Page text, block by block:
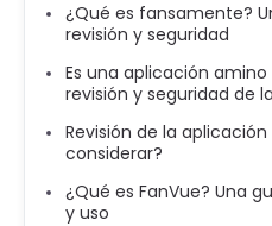
¿Qué es fansamente?
revisión y seguridad
Es una aplicación
revisión y seguridad de
Revisión de la
considerar?
¿Qué es FanVue? Una
y uso